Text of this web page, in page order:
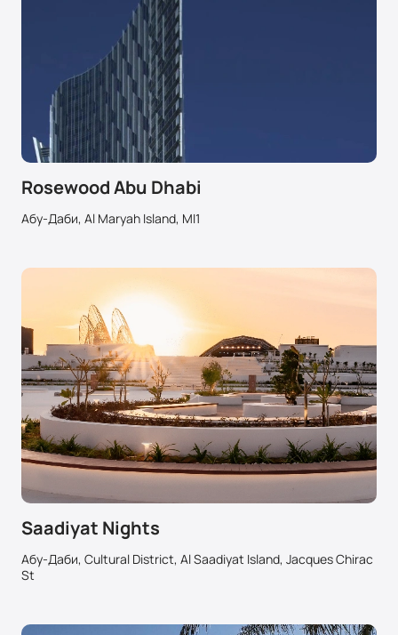
Rosewood Abu Dhabi
Абу-Даби, Al Maryah Island, MI1
Saadiyat Nights
Абу-Даби, Cultural District, Al Saadiyat Island, Jacques Chirac
St